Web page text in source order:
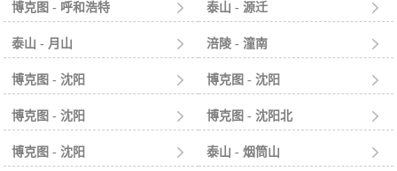
博克图 - 呼和浩特  泰山 - 源迁 
泰山 - 月山  涪陵 - 潼南 
博克图 - 沈阳  博克图 - 沈阳 
博克图 - 沈阳  博克图 - 沈阳北 
博克图 - 沈阳  泰山 - 烟筒山 